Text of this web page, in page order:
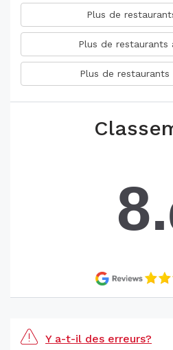
Plus de
Plus de restaurants
Plus de restaurants
8.
Y a-t-il des erreurs?